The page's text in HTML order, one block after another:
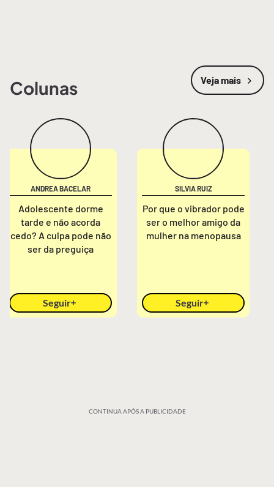
Colunas Veja mais
ANDREA BACELAR
Adolescente dorme
tarde e não acorda
cedo? A culpa pode não
ser da preguiça
Seguir
SILVIA RUIZ
Por que o vibrador pode
ser o melhor amigo da
mulher na menopausa
Seguir
CONTINUA APÓS A PUBLICIDADE